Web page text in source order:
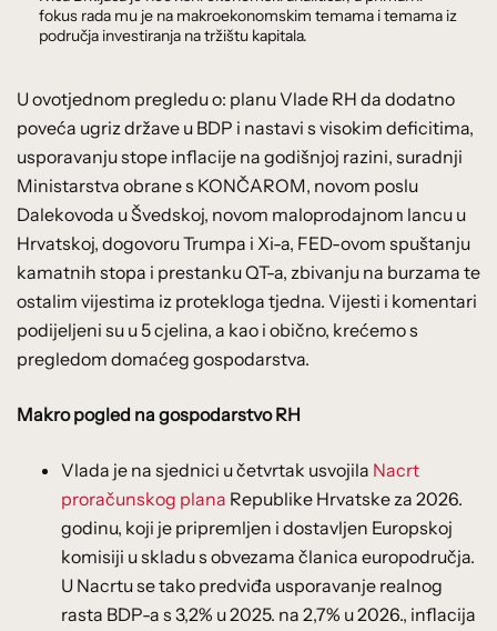
fokus rada mu je na makroekonomskim temama i temama iz
područja investiranja na tržištu kapitala.
U ovotjednom pregledu o: planu Vlade RH da dodatno
poveća ugriz države u BDP i nastavi s visokim deficitima,
usporavanju stope inflacije na godišnjoj razini, suradnji
Ministarstva obrane s KONČAROM, novom poslu
Dalekovoda u Švedskoj, novom maloprodajnom lancu u
Hrvatskoj, dogovoru Trumpa i Xi-a, FED-ovom spuštanju
kamatnih stopa i prestanku QT-a, zbivanju na burzama te
ostalim vijestima iz protekloga tjedna. Vijesti i komentari
podijeljeni su u 5 cjelina, a kao i obično, krećemo s
pregledom domaćeg gospodarstva.
Makro pogled na gospodarstvo RH
Vlada je na sjednici u četvrtak usvojila Nacrt
proračunskog plana Republike Hrvatske za 2026.
godinu, koji je pripremljen i dostavljen Europskoj
komisiji u skladu s obvezama članica europodručja.
U Nacrtu se tako predviđa usporavanje realnog
rasta BDP-a s 3,2% u 2025. na 2,7% u 2026., inflacija